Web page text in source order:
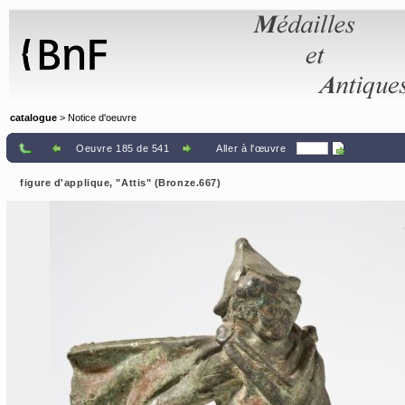
catalogue > Notice d'oeuvre
Oeuvre 185 de 541 Aller à l'œuvre
figure d'applique, "Attis" (Bronze.667)